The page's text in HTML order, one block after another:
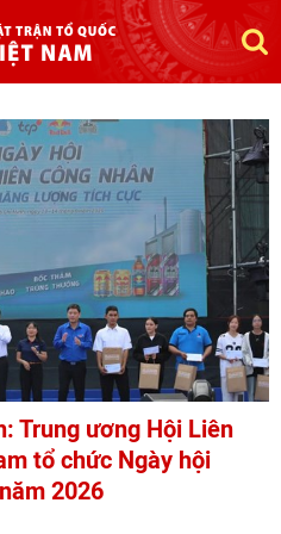
Trung ương Hội Liên
tổ chức Ngày hội
2026